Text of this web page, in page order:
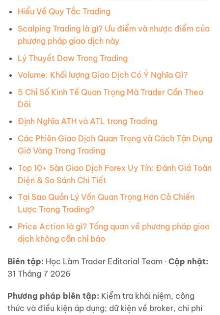
Hiểu Về Quy Tắc Trading
Scalping Trading là gì? Ưu điểm và nhược điểm của
phương pháp giao dịch này
Lý Thuyết Dow Trong Trading
Volume: Khối lượng Giao Dịch Có Ý Nghĩa Gì?
5 Chỉ Số Kinh Tế Quan Trọng Mà Trader Cần Theo
Dõi
Định Nghĩa ATH và ATL trong Trading
Các Phiên Giao Dịch Quan Trọng và Cách Tận Dụng
Giờ Vàng Trong Trading
Top 10+ Sàn Giao Dịch Forex Uy Tín: Đánh Giá Toàn
Diện & So Sánh Chi Tiết
Tại Sao Quản Lý Vốn Quan Trọng Hơn Cả Chiến
Lược Trong Trading?
Price Action là gì? Tổng quan về phương pháp giao
dịch không cần chỉ báo
Biên tập: Học Làm Trader Editorial Team · Cập nhật:
31 Tháng 7 2026
Phương pháp biên tập: Kiểm tra khái niệm, công
thức và điều kiện áp dụng; dữ kiện về broker, chi phí